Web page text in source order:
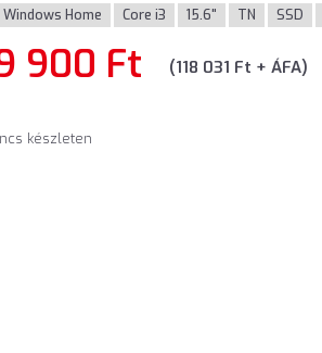
Windows Home Core i3 15.6" TN SSD
900 Ft (118 031 Ft + ÁFA)
készleten